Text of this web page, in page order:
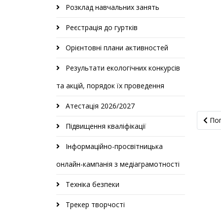
Розклад навчальних занять
Реєстрація до гуртків
Орієнтовні плани активностей
Результати екологічних конкурсів
та акцій, порядок їх проведення
Атестація 2026/2027
Підвищення кваліфікації
Інформаційно-просвітницька
онлайн-кампанія з медіаграмотності
Техніка безпеки
Трекер творчості